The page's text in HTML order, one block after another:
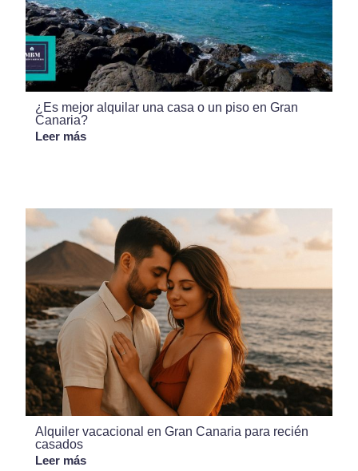
¿Es mejor alquilar una casa o un piso en Gran
Canaria?
Leer más
Alquiler vacacional en Gran Canaria para recién
casados
Leer más